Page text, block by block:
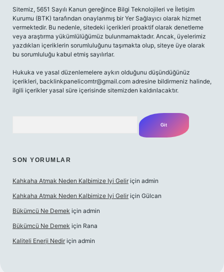
Sitemiz, 5651 Sayılı Kanun gereğince Bilgi Teknolojileri ve İletişim
Kurumu (BTK) tarafından onaylanmış bir Yer Sağlayıcı olarak hizmet
vermektedir. Bu nedenle, sitedeki içerikleri proaktif olarak denetleme
veya araştırma yükümlülüğümüz bulunmamaktadır. Ancak, üyelerimiz
yazdıkları içeriklerin sorumluluğunu taşımakta olup, siteye üye olarak
bu sorumluluğu kabul etmiş sayılırlar.
Hukuka ve yasal düzenlemelere aykırı olduğunu düşündüğünüz
içerikleri, backlinkpanelicomtr@gmail.com adresine bildirmeniz halinde,
ilgili içerikler yasal süre içerisinde sitemizden kaldırılacaktır.
SON YORUMLAR
Kahkaha Atmak Neden Kalbimize Iyi Gelir için admin
Kahkaha Atmak Neden Kalbimize Iyi Gelir için Gülcan
Bükümcü Ne Demek için admin
Bükümcü Ne Demek için Rana
Kaliteli Enerji Nedir için admin